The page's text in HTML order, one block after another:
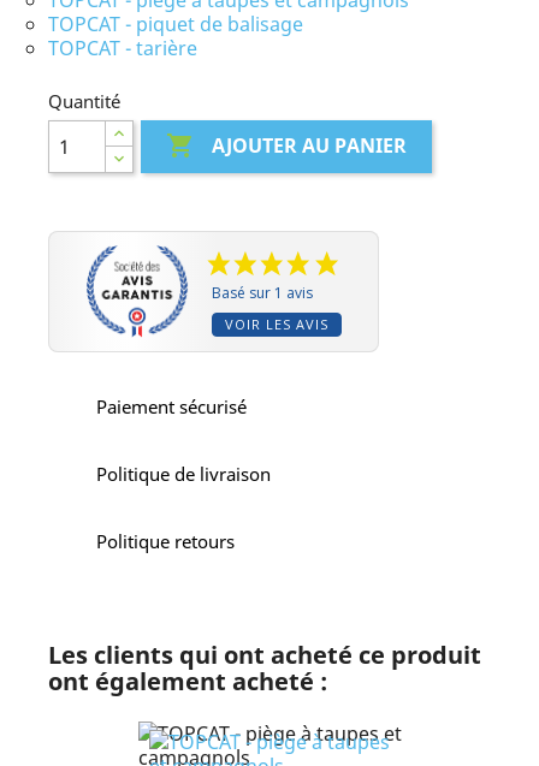
TOPCAT - piquet de balisage
TOPCAT - tarière
Quantité
 AJOUTER AU PANIER
Basé sur 1 avis
VOIR LES AVIS
Paiement sécurisé
Politique de livraison
Politique retours
Les clients qui ont acheté ce produit
ont également acheté :